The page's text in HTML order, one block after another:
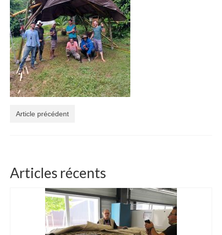
3 jours de Formation « Construire une Pergola
en bambou »
Boutique Bambous & Objets
Lamelles et Cannes de Bambou
Cannes de bambou françaises de 2 à 6m
Arche bambou pliable et unique
Magnifique Cocon bambou 5 étoiles
Beau luminaire bambou Tipi INDOOR
Mon compte
Article précédent
Articles récents